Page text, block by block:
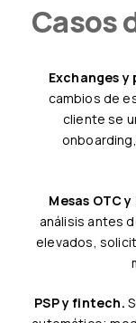
Exchanges
cambios de
cliente se
Mesas OTC y
análisis antes
elevados,
PSP y fintech.